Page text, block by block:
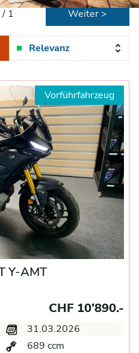
/ 1 Weiter >
Relevanz
Vorführfahrzeug
Y-AMT
CHF 10’890.-
31.03.2026
689 ccm